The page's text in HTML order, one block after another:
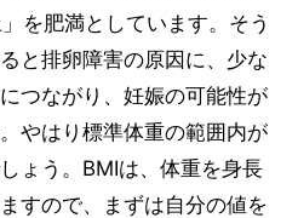
を肥満としています。そう
と排卵障害の原因に、少な
つながり、妊娠の可能性が
やはり標準体重の範囲内が
ょう。BMIは、体重を身長
すので、まずは自分の値を